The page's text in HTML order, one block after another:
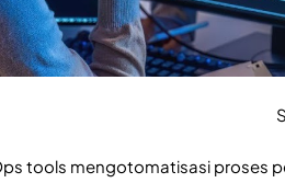
tools mengotomatisasi proses